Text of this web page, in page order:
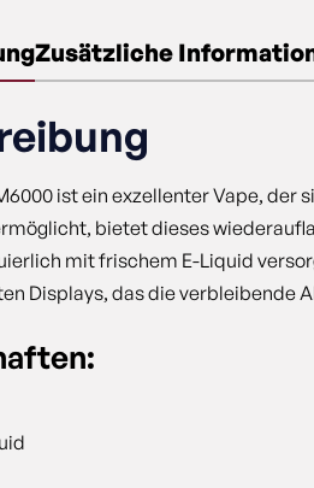
Zusätzliche
ist ein exzellenter Vape,
bietet dieses
mit frischem E-Liquid
Displays, das die verbleibende